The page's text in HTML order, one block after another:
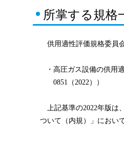
所掌する規格
供用適性評価規格委員
・ 高圧ガス設備の供用
0851（2022））
上記基準の2022年版は
ついて（内規）」におい